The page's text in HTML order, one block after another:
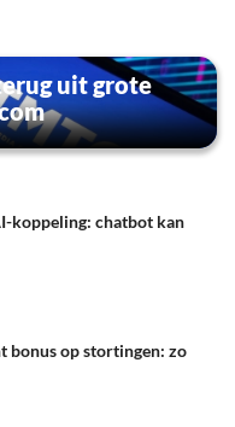
uit grote
koppeling: chatbot kan
bonus op stortingen: zo